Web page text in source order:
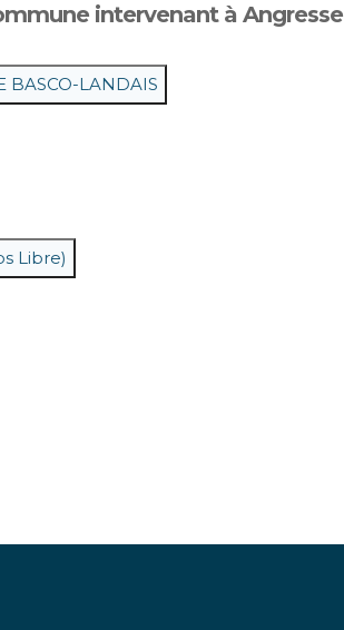
intervenant à Angresse
BASCO-LANDAIS
Libre)